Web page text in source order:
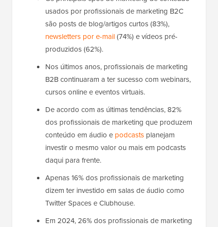
usados por profissionais de marketing B2C
são posts de blog/artigos curtos (83%),
newsletters por e-mail(74%) e vídeos pré-
produzidos (62%).
Nos últimos anos, profissionais de marketing
B2B continuaram a ter sucesso com webinars,
cursos online e eventos virtuais.
De acordo com as últimas tendências, 82%
dos profissionais de marketing que produzem
conteúdo em áudio e podcasts planejam
investir o mesmo valor ou mais em podcasts
daqui para frente.
Apenas 16% dos profissionais de marketing
dizem ter investido em salas de áudio como
Twitter Spaces e Clubhouse.
Em 2024, 26% dos profissionais de marketing